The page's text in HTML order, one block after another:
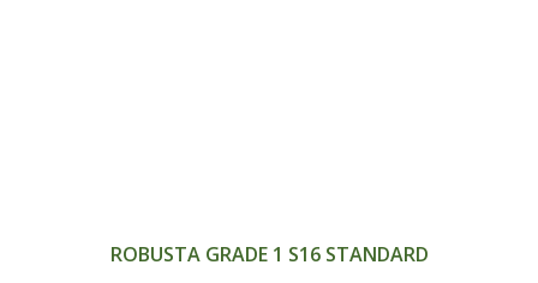
ROBUSTA GRADE 1 S16 STANDARD